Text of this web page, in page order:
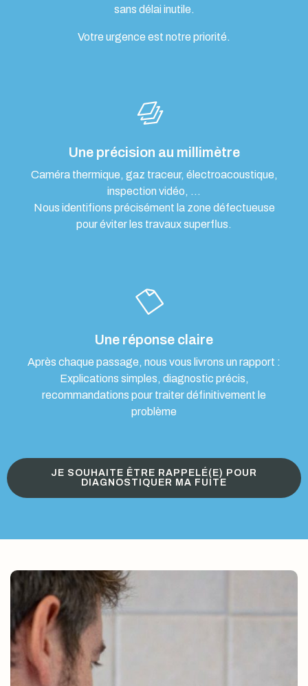
sans délai inutile.
Votre urgence est notre priorité.
Une précision au millimètre
Caméra thermique, gaz traceur, électroacoustique,
inspection vidéo, …
Nous identifions précisément la zone défectueuse
pour éviter les travaux superflus.
Une réponse claire
Après chaque passage, nous vous livrons un rapport :
Explications simples, diagnostic précis,
recommandations pour traiter définitivement le
problème
JE SOUHAITE ÊTRE RAPPELÉ(E) POUR
DIAGNOSTIQUER MA FUITE